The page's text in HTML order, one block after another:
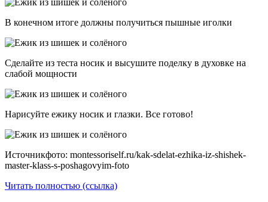
В конечном итоге должны получиться пышные иголки
Сделайте из теста носик и высушите поделку в духовке на
слабой мощности
Нарисуйте ежику носик и глазки. Все готово!
Источникфото: montessoriself.ru/kak-sdelat-ezhika-iz-shishek-
master-klass-s-poshagovyim-foto
Читать полностью (ссылка)